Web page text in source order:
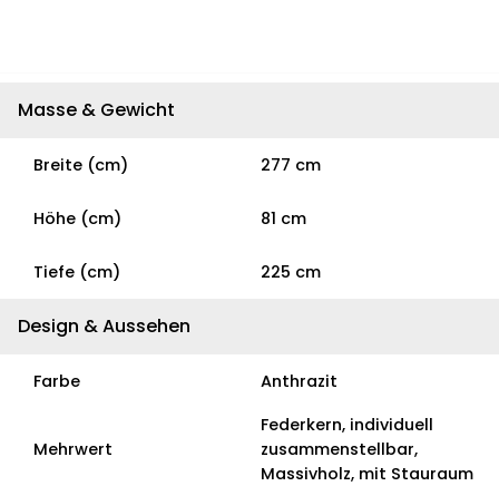
Masse & Gewicht
Breite (cm) 277 cm
Höhe (cm) 81 cm
Tiefe (cm) 225 cm
Design & Aussehen
Farbe Anthrazit
Mehrwert
Federkern, individuell
zusammenstellbar,
Massivholz, mit Stauraum